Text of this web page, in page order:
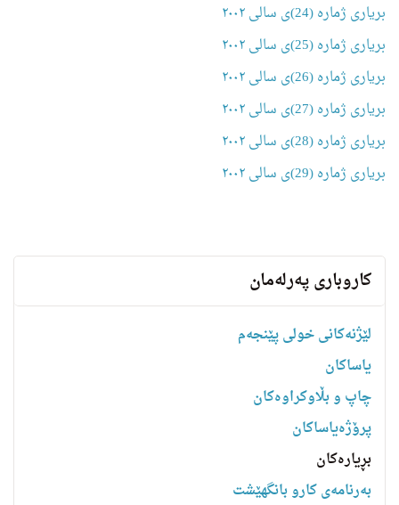
بریاری ژمارە (24)ی سالی ٢٠٠٢
بریاری ژمارە (25)ی سالی ٢٠٠٢
بریاری ژمارە (26)ی سالی ٢٠٠٢
بریاری ژمارە (27)ی سالی ٢٠٠٢
بریاری ژمارە (28)ی سالی ٢٠٠٢
بریاری ژمارە (29)ی سالی ٢٠٠٢
کاروباری پەرلەمان
لێژنەکانی خولی پێنجەم
یاساكان
چاپ و بڵاوکراوەکان
پرۆژەیاساکان
بڕیارەکان
به‌رنامه‌ى كارو بانگهێشت